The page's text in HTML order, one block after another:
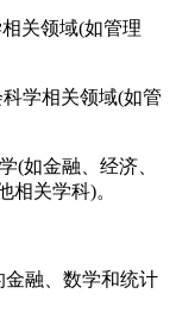
关领域(如管理
学相关领域(如管
(如金融、经济、
相关学科)。
融、数学和统计